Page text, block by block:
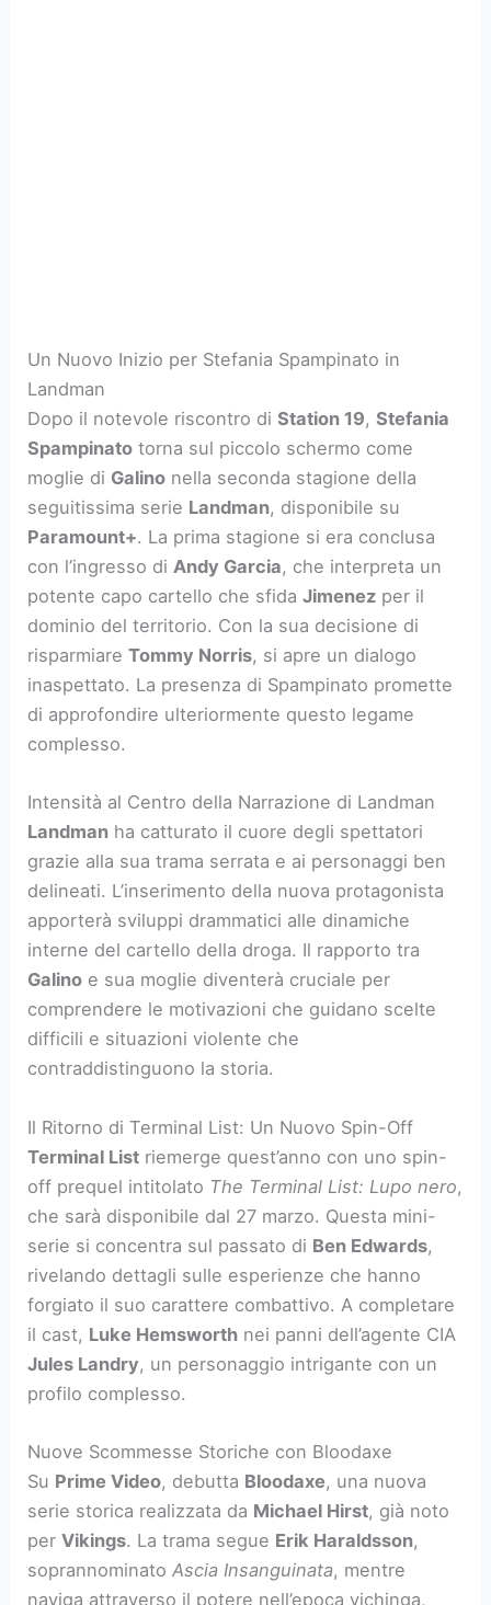
Un Nuovo Inizio per Stefania Spampinato in
Landman
Dopo il notevole riscontro diStation 19,Stefania
Spampinato torna sul piccolo schermo come
moglie di Galino nella seconda stagione della
seguitissima serie Landman, disponibile su
Paramount+. La prima stagione si era conclusa
con l’ingresso diAndy Garcia, che interpreta un
potente capo cartello che sfidaJimenez per il
dominio del territorio. Con la sua decisione di
risparmiareTommy Norris, si apre un dialogo
inaspettato. La presenza di Spampinato promette
di approfondire ulteriormente questo legame
complesso.
Intensità al Centro della Narrazione di Landman
Landman ha catturato il cuore degli spettatori
grazie alla sua trama serrata e ai personaggi ben
delineati. L’inserimento della nuova protagonista
apporterà sviluppi drammatici alle dinamiche
interne del cartello della droga. Il rapporto tra
Galino e sua moglie diventerà cruciale per
comprendere le motivazioni che guidano scelte
difficili e situazioni violente che
contraddistinguono la storia.
Il Ritorno di Terminal List: Un Nuovo Spin-Off
Terminal List riemerge quest’anno con uno spin-
off prequel intitolato The Terminal List: Lupo nero,
che sarà disponibile dal 27 marzo. Questa mini-
serie si concentra sul passato di Ben Edwards,
rivelando dettagli sulle esperienze che hanno
forgiato il suo carattere combattivo. A completare
il cast, Luke Hemsworth nei panni dell’agente CIA
Jules Landry, un personaggio intrigante con un
profilo complesso.
Nuove Scommesse Storiche con Bloodaxe
Su Prime Video, debutta Bloodaxe, una nuova
serie storica realizzata da Michael Hirst, già noto
perVikings. La trama segue Erik Haraldsson,
soprannominatoAscia Insanguinata, mentre
naviga attraverso il potere nell’epoca vichinga,